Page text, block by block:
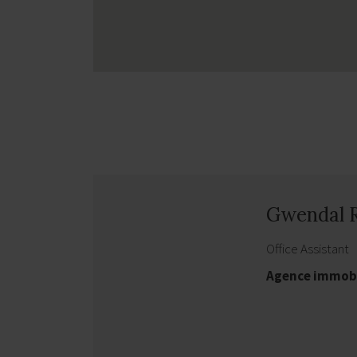
Gwendal
Office Assistant
Agence